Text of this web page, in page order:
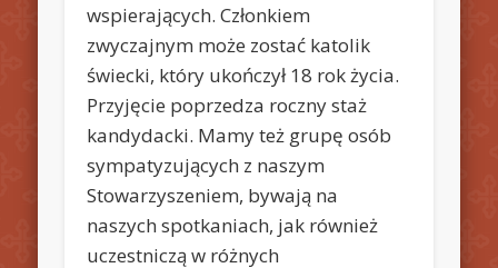
wspierających. Członkiem
zwyczajnym może zostać katolik
świecki, który ukończył 18 rok życia.
Przyjęcie poprzedza roczny staż
kandydacki. Mamy też grupę osób
sympatyzujących z naszym
Stowarzyszeniem, bywają na
naszych spotkaniach, jak również
uczestniczą w różnych